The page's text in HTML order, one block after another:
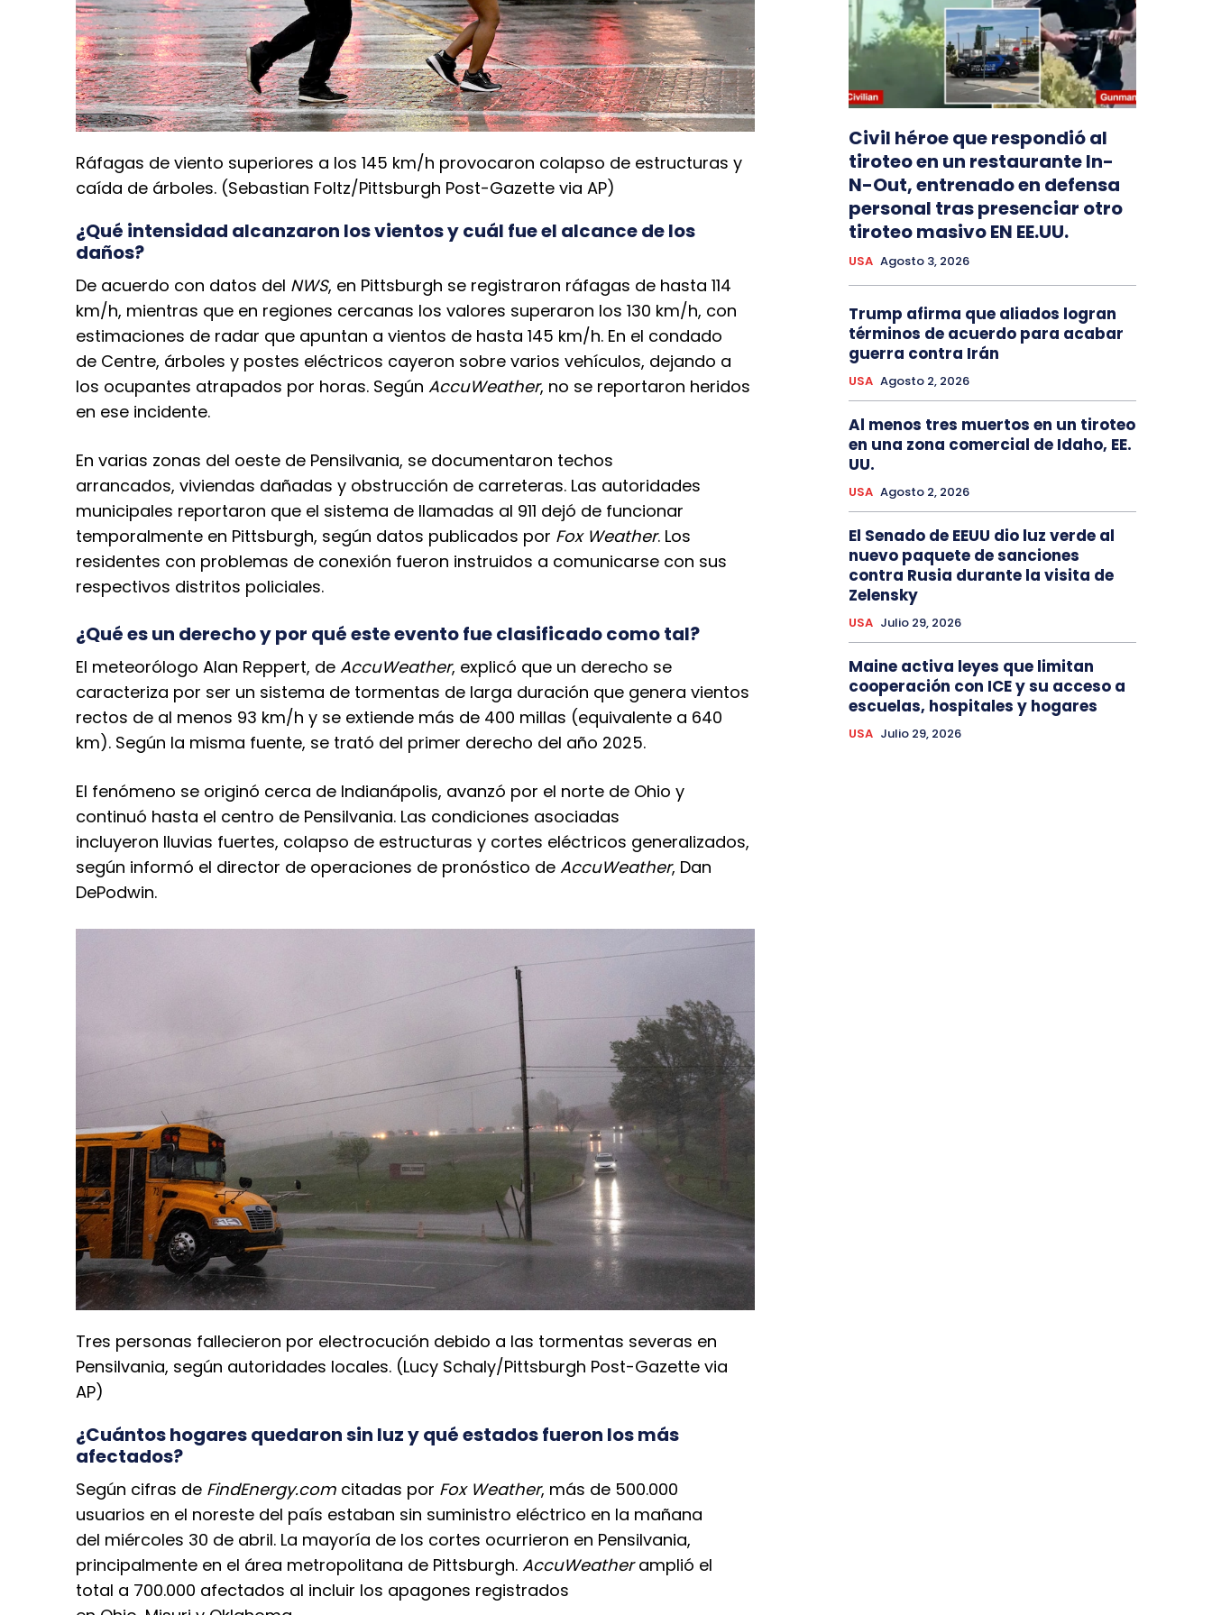
Ráfagas de viento superiores a los 145 km/h provocaron colapso de estructuras y
caída de árboles. (Sebastian Foltz/Pittsburgh Post-Gazette via AP)
¿Qué intensidad alcanzaron los vientos y cuál fue el alcance de los
daños?
De acuerdo con datos del NWS, en Pittsburgh se registraron ráfagas de hasta 114
km/h, mientras que en regiones cercanas los valores superaron los 130 km/h, con
estimaciones de radar que apuntan a vientos de hasta 145 km/h. En el condado
de Centre, árboles y postes eléctricos cayeron sobre varios vehículos, dejando a
los ocupantes atrapados por horas. Según AccuWeather, no se reportaron heridos
en ese incidente.
En varias zonas del oeste de Pensilvania, se documentaron techos
arrancados, viviendas dañadas y obstrucción de carreteras. Las autoridades
municipales reportaron que el sistema de llamadas al 911 dejó de funcionar
temporalmente en Pittsburgh, según datos publicados por Fox Weather. Los
residentes con problemas de conexión fueron instruidos a comunicarse con sus
respectivos distritos policiales.
¿Qué es un derecho y por qué este evento fue clasificado como tal?
El meteorólogo Alan Reppert, de AccuWeather, explicó que un derecho se
caracteriza por ser un sistema de tormentas de larga duración que genera vientos
rectos de al menos 93 km/h y se extiende más de 400 millas (equivalente a 640
km). Según la misma fuente, se trató del primer derecho del año 2025.
El fenómeno se originó cerca de Indianápolis, avanzó por el norte de Ohio y
continuó hasta el centro de Pensilvania. Las condiciones asociadas
incluyeron lluvias fuertes, colapso de estructuras y cortes eléctricos generalizados,
según informó el director de operaciones de pronóstico de AccuWeather, Dan
DePodwin.
Tres personas fallecieron por electrocución debido a las tormentas severas en
Pensilvania, según autoridades locales. (Lucy Schaly/Pittsburgh Post-Gazette via
AP)
¿Cuántos hogares quedaron sin luz y qué estados fueron los más
afectados?
Según cifras de FindEnergy.com citadas por Fox Weather, más de 500.000
usuarios en el noreste del país estaban sin suministro eléctrico en la mañana
del miércoles 30 de abril. La mayoría de los cortes ocurrieron en Pensilvania,
principalmente en el área metropolitana de Pittsburgh. AccuWeatheramplió el
total a 700.000 afectados al incluir los apagones registrados
Civil héroe que respondió al
tiroteo en un restaurante In-
N-Out, entrenado en defensa
personal tras presenciar otro
tiroteo masivo EN EE.UU.
USA Agosto 3, 2026
Trump afirma que aliados logran
términos de acuerdo para acabar
guerra contra Irán
USA Agosto 2, 2026
Al menos tres muertos en un tiroteo
en una zona comercial de Idaho, EE.
UU.
USA Agosto 2, 2026
El Senado de EEUU dio luz verde al
nuevo paquete de sanciones
contra Rusia durante la visita de
Zelensky
USA Julio 29, 2026
Maine activa leyes que limitan
cooperación con ICE y su acceso a
escuelas, hospitales y hogares
USA Julio 29, 2026